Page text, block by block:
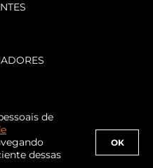
sociais:
de
dessas
OK